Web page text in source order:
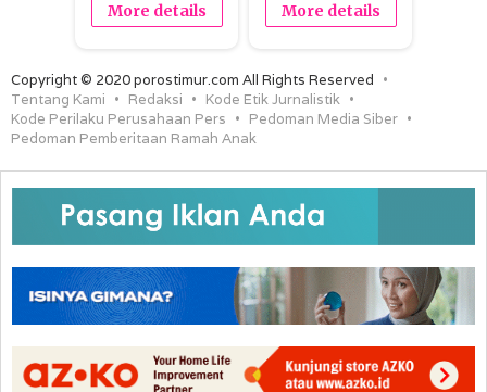
More details More details
Copyright © 2020 porostimur.com All Rights Reserved
Tentang Kami
Redaksi
Kode Etik Jurnalistik
Kode Perilaku Perusahaan Pers
Pedoman Media Siber
Pedoman Pemberitaan Ramah Anak